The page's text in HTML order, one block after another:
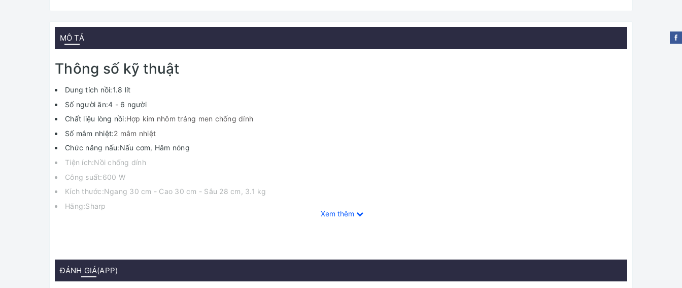
MÔ TẢ
Thông số kỹ thuật
Dung tích nồi:1.8 lít
Số người ăn:4 - 6 người
Chất liệu lòng nồi:Hợp kim nhôm tráng men chống dính
Số mâm nhiệt:2 mâm nhiệt
Chức năng nấu:Nấu cơm, Hâm nóng
Tiện ích:Nồi chống dính
Công suất:600 W
Kích thước:Ngang 30 cm - Cao 30 cm - Sâu 28 cm, 3.1 kg
Hãng:Sharp
Xem thêm
ĐÁNH GIÁ(APP)